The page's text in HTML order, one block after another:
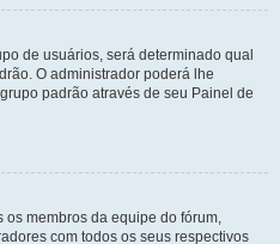
de usuários, será determinado qual
O administrador poderá lhe
padrão através de seu Painel de
os membros da equipe do fórum,
com todos os seus respectivos